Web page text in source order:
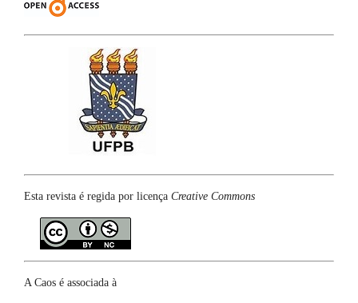
Esta revista é regida por licença Creative Commons
A Caos é associada à